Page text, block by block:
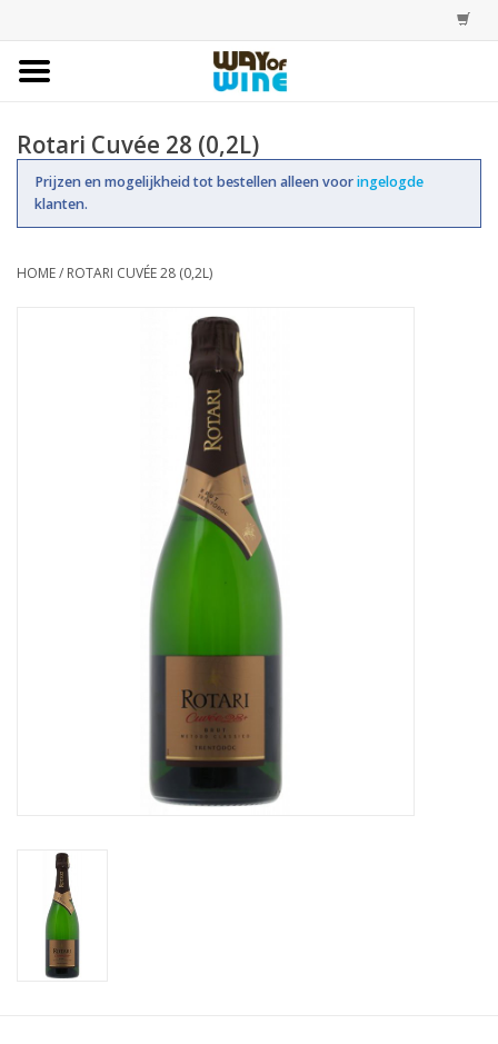
Bestellingen
Assortiment
Rotari Cuvée 28 (0,2L)
Prijzen en mogelijkheid tot bestellen alleen vooringelogde
klanten.
HOME/ ROTARI CUVÉE 28 (0,2L)